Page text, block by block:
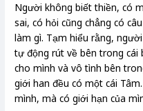
Người không biết thiền, có
sai, có hỏi cũng chẳng có
làm gì. Tạm hiểu rằng,
tự động rút về bên trong cái
cho mình và vô tình bên
giới han đều có một cái
mình, mà có giới hạn của